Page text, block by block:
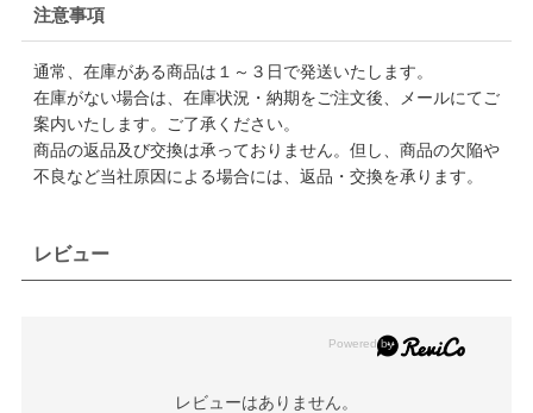
注意事項
通常、在庫がある商品は１～３日で発送いたします。
在庫がない場合は、在庫状況・納期をご注文後、メールにてご
案内いたします。ご了承ください。
商品の返品及び交換は承っておりません。但し、商品の欠陥や
不良など当社原因による場合には、返品・交換を承ります。
レビュー
レビューはありません。